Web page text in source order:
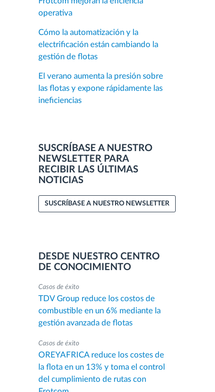
operativa
Cómo la automatización y la
electrificación están cambiando la
gestión de flotas
El verano aumenta la presión sobre
las flotas y expone rápidamente las
ineficiencias
SUSCRÍBASE A NUESTRO
NEWSLETTER PARA
RECIBIR LAS ÚLTIMAS
NOTICIAS
SUSCRÍBASE A NUESTRO NEWSLETTER
DESDE NUESTRO CENTRO
DE CONOCIMIENTO
Casos de éxito
TDV Group reduce los costos de
combustible en un 6% mediante la
gestión avanzada de flotas
Casos de éxito
OREYAFRICA reduce los costes de
la flota en un 13% y toma el control
del cumplimiento de rutas con